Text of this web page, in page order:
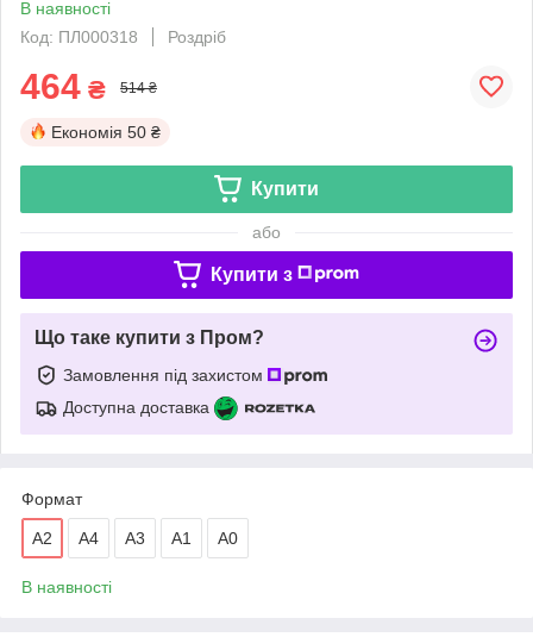
В наявності
Код: ПЛ000318
Роздріб
464 ₴ 514 ₴
Економія 50 ₴
Купити
або
Купити з
Що таке купити з Пром?
Замовлення під захистом
Доступна доставка
Формат
A2 А4 А3 A1 А0
В наявності